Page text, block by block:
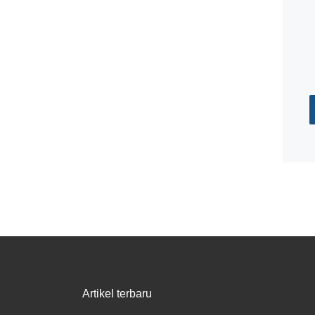
Artikel terbaru